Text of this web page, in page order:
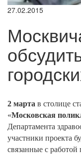
27.02.2015
2 марта в столице
«Московская
Департамента
участники проекта
связанные с